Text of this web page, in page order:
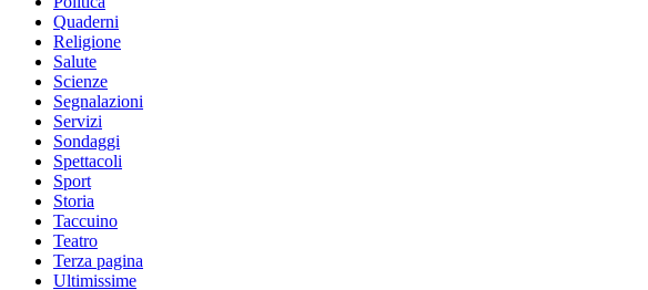
Quaderni
Religione
Salute
Scienze
Segnalazioni
Servizi
Sondaggi
Spettacoli
Sport
Storia
Taccuino
Teatro
Terza pagina
Ultimissime